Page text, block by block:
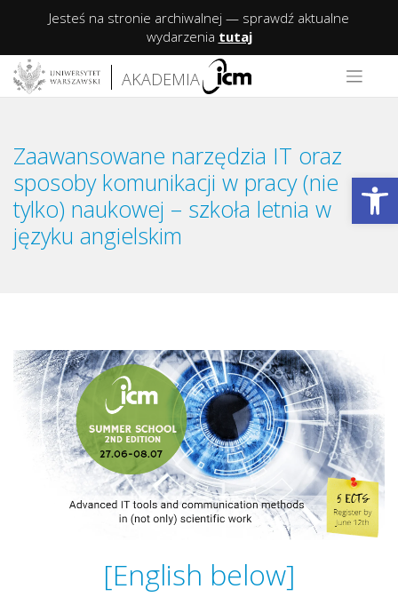
Jesteś na stronie archiwalnej — sprawdź aktualne
wydarzenia tutaj
Skip
content
AKADEMIA
Zaawansowane narzędzia IT oraz
sposoby komunikacji w pracy (nie
tylko) naukowej – szkoła letnia w
języku angielskim
[English below]